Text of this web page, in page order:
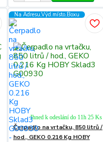
Na Adresu,Výd.místo,Boxu
Čerpadlo na vrtačku, 850 litrů /
hod., GEKO 0.216 Kg HOBY
Ihned k odeslání do 11h 25 Ks